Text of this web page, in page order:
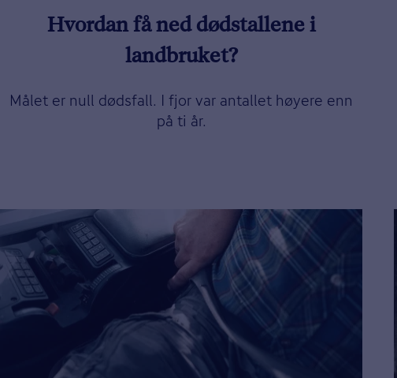
Hvordan få ned dødstallene i
landbruket?
Målet er null dødsfall. I fjor var antallet høyere enn
på ti år.